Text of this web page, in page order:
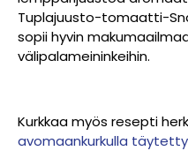
Tuplajuusto-tomaatti-
sopii hyvin
välipalameininkeihin.
Kurkkaa myös resepti
avomaankurkulla